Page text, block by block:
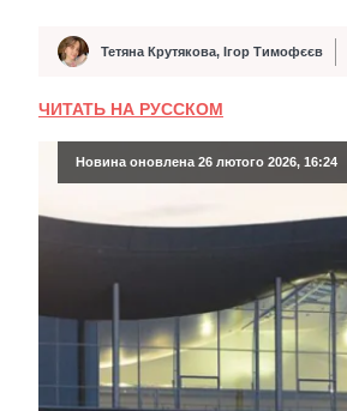
Автор Тетяна Крутякова, Ігор Тимофєєв
Дата публікації
ЧИТАТЬ НА РУССКОМ
Новина оновлена 26 лютого 2026, 16:24